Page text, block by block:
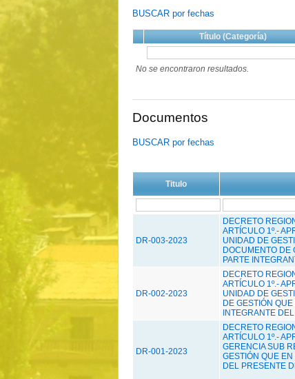
BUSCAR por fechas
Título (Categoría)
No se encontraron resultados.
Documentos
BUSCAR por fechas
Titulo
DR-003-2023
DECRETO
ARTÍCULO 1º.-
UNIDAD DE
DOCUMENTO DE
PARTE
DR-002-2023
DECRETO
ARTÍCULO 1º.-
UNIDAD DE
DE GESTIÓN
INTEGRANTE
DR-001-2023
DECRETO
ARTÍCULO 1º.-
GERENCIA SUB
GESTIÓN QUE
DEL PRESENTE